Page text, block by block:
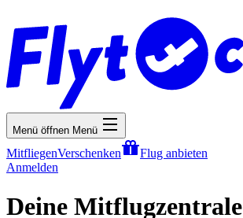
Menü öffnen Menü
MitfliegenVerschenken
Flug anbieten
Anmelden
Deine Mitflugzentrale